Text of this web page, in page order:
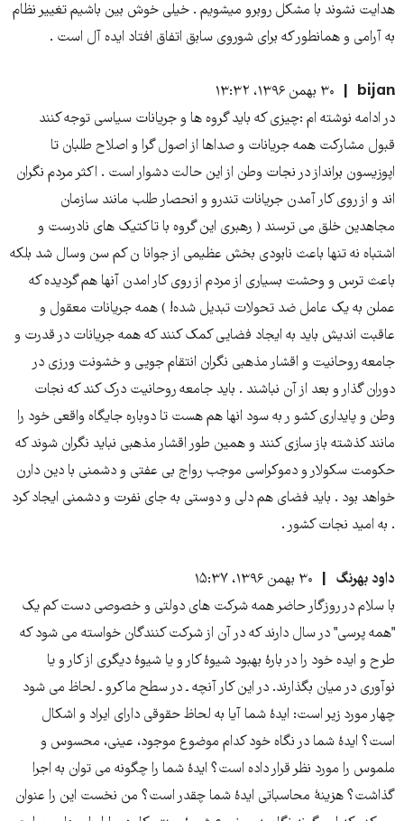
هدایت نشوند با مشکل روبرو میشویم . خیلی خوش بین باشیم تغییر نظام
به آرامی و همانطور که برای شوروی سابق اتفاق افتاد ایده آل است .
bijan
۳۰ بهمن ۱۳۹۶، ۱۳:۳۲
در ادامه نوشته ام :چیزی که باید گروه ها و جریانات سیاسی توجه کنند
قبول مشارکت همه جریانات و صداها از اصول گرا و اصلاح طلبان تا
اپوزیسون برانداز در نجات وطن از این حالت دشوار است . اکثر مردم نگران
اند و از روی کار آمدن جریانات تندرو و انحصار طلب مانند سازمان
مجاهدین خلق می ترسند ( رهبری این گروه با تاکتیک های نادرست و
اشتباه نه تنها باعث نابودی بخش عظیمی از جوانا ن کم سن وسال شد بلکه
باعث ترس و وحشت بسیاری از مردم از روی کار امدن آنها هم گردیده که
عملن به یک عامل ضد تحولات تبدیل شده! ) همه جریانات معقول و
عاقبت اندیش باید به ایجاد فضایی کمک کنند که همه جریانات در قدرت و
جامعه روحانیت و اقشار مذهبی نگران انتقام جویی و خشونت ورزی در
دوران گذار و بعد از آن نباشند . باید جامعه روحانیت درک کند که نجات
وطن و پایداری کشو ر به سود انها هم هست تا دوباره جایگاه واقعی خود را
مانند کذشته باز سازی کنند و همین طور اقشار مذهبی نباید نگران شوند که
حکومت سکولار و دموکراسی موجب رواج بی عفتی و دشمنی با دین دارن
خواهد بود . باید فضای هم دلی و دوستی به جای نفرت و دشمنی ایجاد کرد
. به امید نجات کشور .
داود بهرنگ
۳۰ بهمن ۱۳۹۶، ۱۵:۳۷
با سلام در روزگار حاضر همه شرکت های دولتی و خصوصی دست کم یک
"همه پرسی" در سال دارند که در آن از شرکت کنندگان خواسته می شود که
طرح و ایده خود را در بارۀ بهبود شیوۀ کار و یا شیوۀ دیگری از کار و یا
نوآوری در میان بگذارند. در این کار آنچه ـ در سطح ماکرو ـ لحاظ می شود
چهار مورد زیر است: ایدۀ شما آیا به لحاظ حقوقی دارای ایراد و اشکال
است؟ ایدۀ شما در نگاه خود کدام موضوع موجود، عینی، محسوس و
ملموس را مورد نظر قرار داده است؟ ایدۀ شما را چگونه می توان به اجرا
گذاشت؟ هزینۀ محاسباتی ایدۀ شما چقدر است؟ من نخست این را عنوان